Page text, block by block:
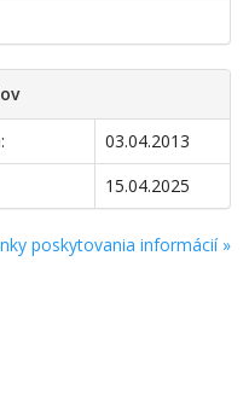
03.04.2013
15.04.2025
poskytovania informácií »